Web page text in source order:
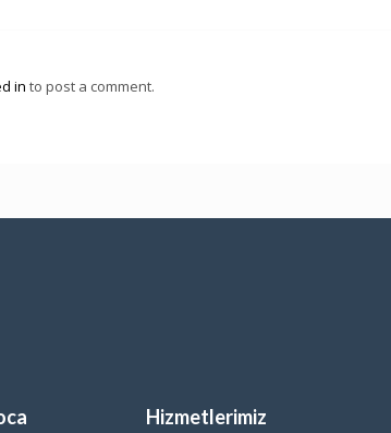
in to post a comment.
Hizmetlerimiz